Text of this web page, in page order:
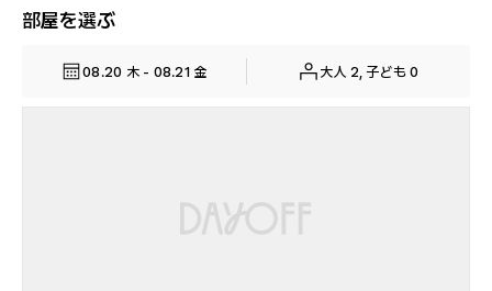
部屋を選ぶ
08.20 木 - 08.21 金 大人 2, 子ども 0